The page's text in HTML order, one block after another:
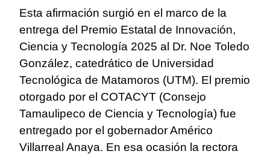
Esta afirmación surgió en el marco de la
entrega del Premio Estatal de Innovación,
Ciencia y Tecnología 2025 al Dr. Noe Toledo
González, catedrático de Universidad
Tecnológica de Matamoros (UTM). El premio
otorgado por el COTACYT (Consejo
Tamaulipeco de Ciencia y Tecnología) fue
entregado por el gobernador Américo
Villarreal Anaya. En esa ocasión la rectora